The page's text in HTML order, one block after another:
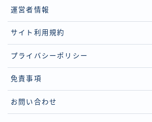
運営者情報
サイト利用規約
プライバシーポリシー
免責事項
お問い合わせ